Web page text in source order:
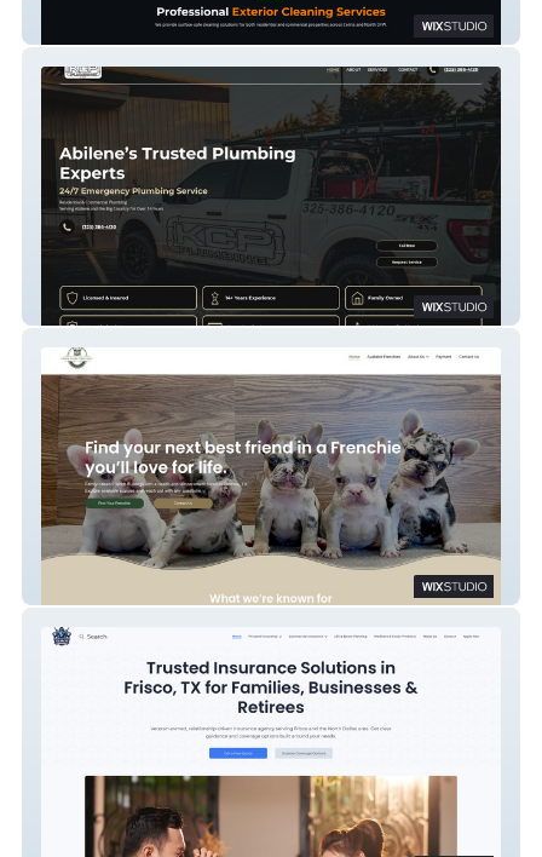
Dirt Bandit Pro Wash
KCP-Plumbing-LLC